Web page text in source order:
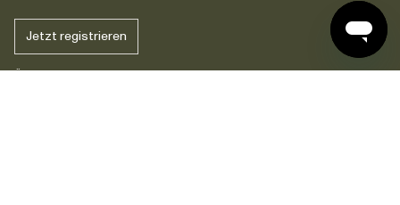
Jetzt registrieren